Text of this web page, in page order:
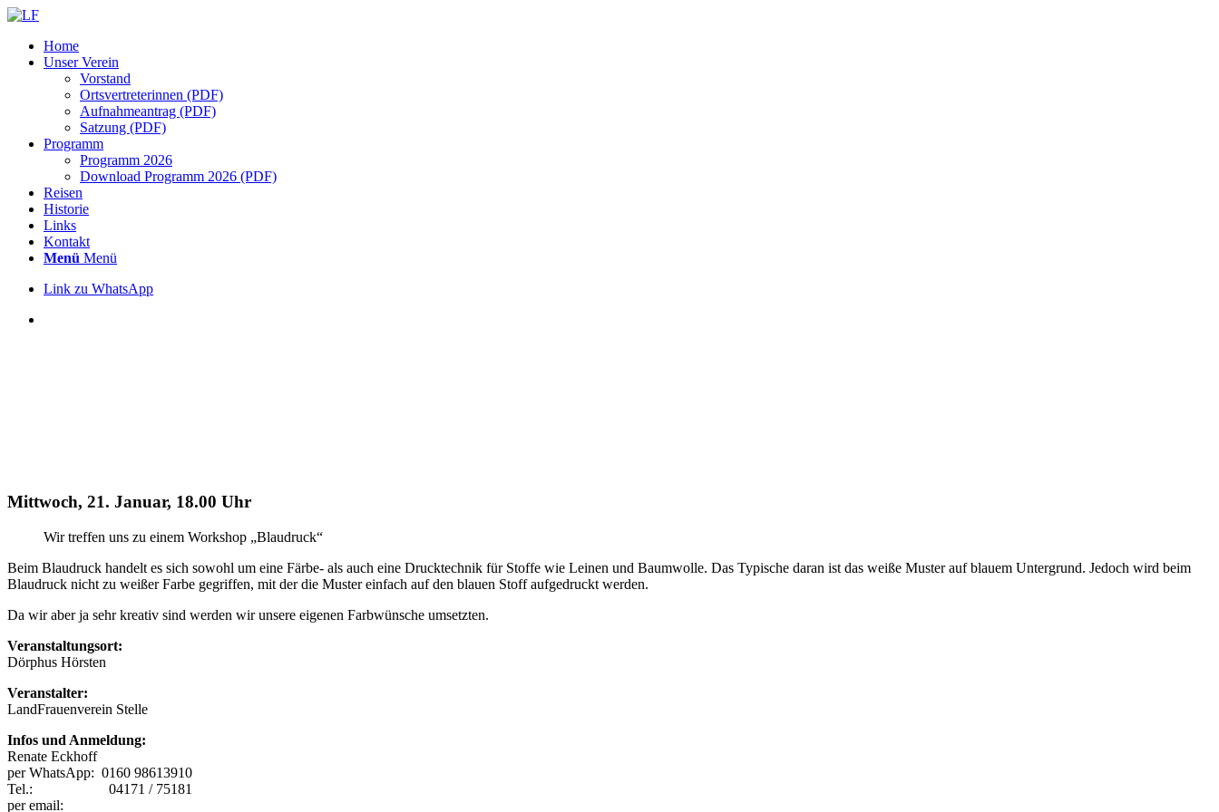
Home
Unser Verein
Vorstand
Ortsvertreterinnen (PDF)
Aufnahmeantrag (PDF)
Satzung (PDF)
Programm
Programm 2026
Download Programm 2026 (PDF)
Reisen
Historie
Links
Kontakt
Menü Menü
Link zu WhatsApp
Mittwoch, 21. Januar, 18.00 Uhr
Wir treffen uns zu einem Workshop „Blaudruck“
Beim Blaudruck handelt es sich sowohl um eine Färbe- als auch eine Drucktechnik für Stoffe wie Leinen und Baumwolle. Das Typische daran ist das weiße Muster auf blauem Untergrund. Jedoch wird beim
Blaudruck nicht zu weißer Farbe gegriffen, mit der die Muster einfach auf den blauen Stoff aufgedruckt werden.
Da wir aber ja sehr kreativ sind werden wir unsere eigenen Farbwünsche umsetzten.
Veranstaltungsort:
Dörphus Hörsten
Veranstalter:
LandFrauenverein Stelle
Infos und Anmeldung:
Renate Eckhoff
per WhatsApp: 0160 98613910
Tel.: 04171 / 75181
per email: